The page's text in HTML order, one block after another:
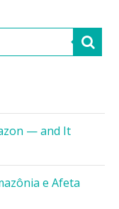
— and It
e Afeta